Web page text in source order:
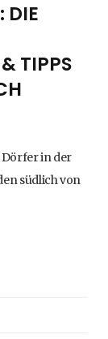
DIE
TIPPS
Dörfer in der
südlich von